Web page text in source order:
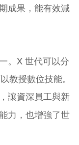
成果，能有效減
。X 世代可以分
教授數位技能。
，讓資深員工與新
力，也增強了世